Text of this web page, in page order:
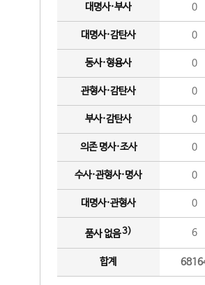
대명사·부사 0
대명사·감탄사 0
동사·형용사 0
관형사·감탄사 0
부사·감탄사 0
의존 명사·조사 0
수사·관형사·명사 0
대명사·관형사 0
품사 없음3) 6
합계